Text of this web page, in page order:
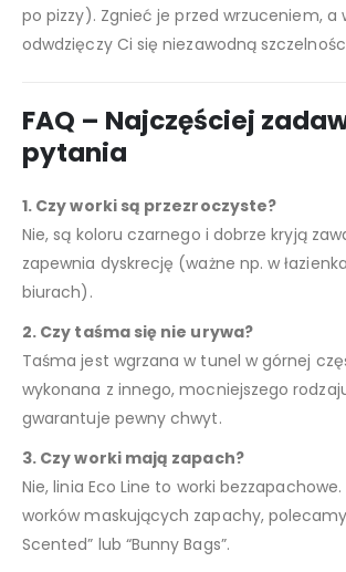
po pizzy). Zgnieć je przed wrzuceniem, a
odwdzięczy Ci się niezawodną
FAQ – Najczęściej
pytania
1. Czy worki są przezroczyste?
Nie, są koloru czarnego i dobrze kryją
zapewnia dyskrecję (ważne np. w
biurach).
2. Czy taśma się nie urywa?
Taśma jest wgrzana w tunel w górnej
wykonana z innego, mocniejszego
gwarantuje pewny chwyt.
3. Czy worki mają zapach?
Nie, linia Eco Line to worki bezzapachowe.
worków maskujących zapachy, polecamy
Scented” lub “Bunny Bags”.